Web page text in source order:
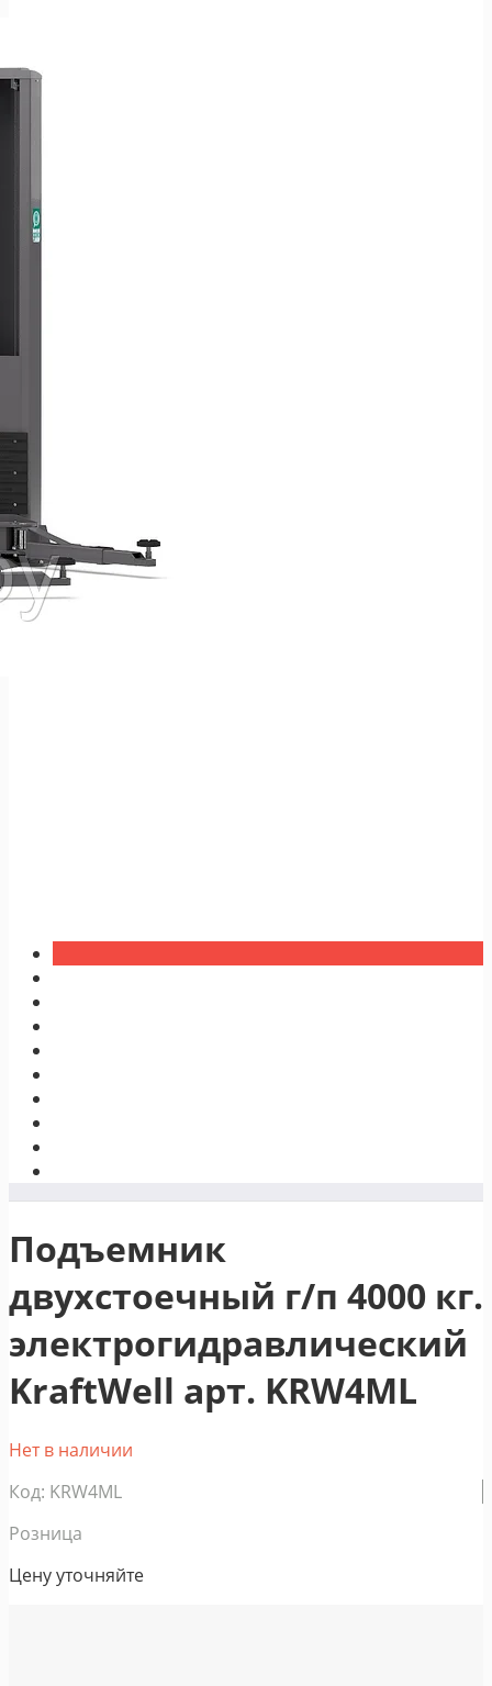
Подъемник
двухстоечный г/п 4000 кг.
электрогидравлический
KraftWell арт. KRW4ML
Нет в наличии
Код: KRW4ML
Розница
Цену уточняйте